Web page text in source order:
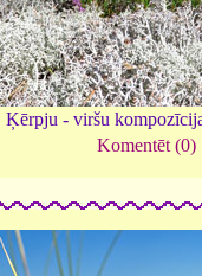
Ķērpju - viršu
Komentēt (0)